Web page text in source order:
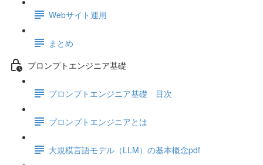
Webサイト運用
まとめ
プロンプトエンジニア基礎
プロンプトエンジニア基礎 目次
プロンプトエンジニアとは
大規模言語モデル（LLM）の基本概念pdf